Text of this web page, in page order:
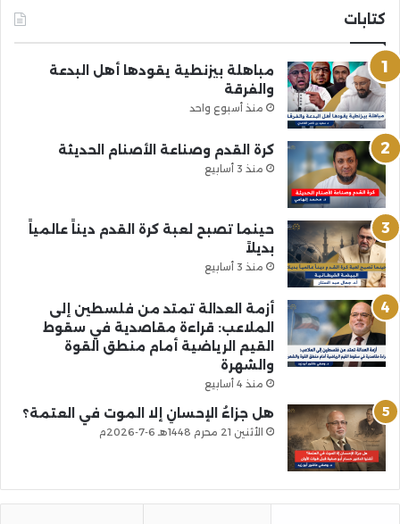
كتابات
مباهلة بيزنطية يقودها أهل البدعة
والفرقة
منذ أسبوع واحد
كرة القدم وصناعة الأصنام الحديثة
منذ 3 أسابيع
حينما تصبح لعبة كرة القدم ديناً عالمياً
بديلاً
منذ 3 أسابيع
أزمة العدالة تمتد من فلسطين إلى
الملاعب: قراءة مقاصدية في سقوط
القيم الرياضية أمام منطق القوة
والشهرة
منذ 4 أسابيع
هل جزاءُ الإحسانِ إلا الموت في العتمة؟
الأثنين 21 محرم 1448هـ 6-7-2026م